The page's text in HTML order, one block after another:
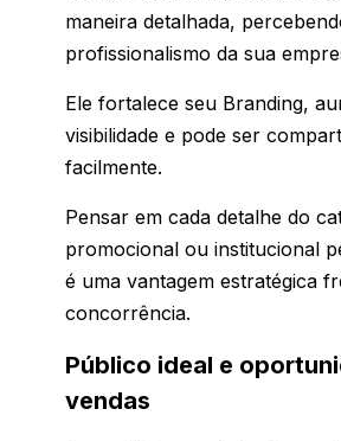
maneira detalhada,
profissionalismo da sua
Ele fortalece seu Branding,
visibilidade e pode ser
facilmente.
Pensar em cada detalhe do
promocional ou institucional
é uma vantagem estratégica
concorrência.
Público ideal e
vendas